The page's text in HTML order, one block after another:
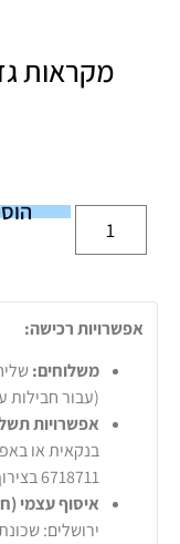
מקראות
אפשרויות רכישה:
משלוחים:
(עבור חבילות עד 20
אפשרויות
6718711 בצירוף מספר הזמנה).
איסוף עצמי
ירושלים: